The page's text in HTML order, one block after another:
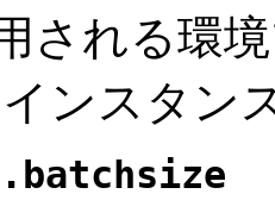
される環
ンスタン